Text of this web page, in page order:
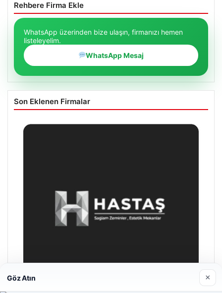
Rehbere Firma Ekle
WhatsApp üzerinden bize ulaşın, firmanızı hemen
listeleyelim.
WhatsApp Mesaj
Son Eklenen Firmalar
Göz Atın ×